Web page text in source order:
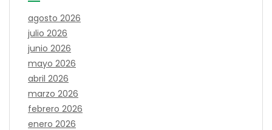
agosto 2026
julio 2026
junio 2026
mayo 2026
abril 2026
marzo 2026
febrero 2026
enero 2026